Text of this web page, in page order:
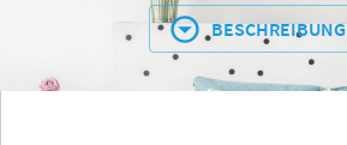
BESCHREIBUNG